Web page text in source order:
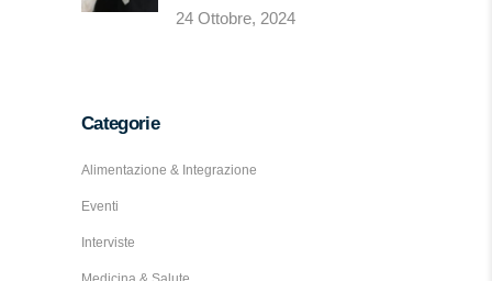
24 Ottobre, 2024
Categorie
Alimentazione & Integrazione
Eventi
Interviste